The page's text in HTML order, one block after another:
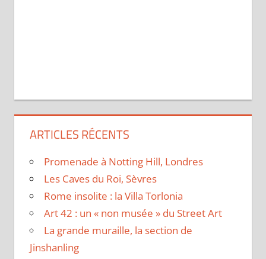
ARTICLES RÉCENTS
Promenade à Notting Hill, Londres
Les Caves du Roi, Sèvres
Rome insolite : la Villa Torlonia
Art 42 : un « non musée » du Street Art
La grande muraille, la section de
Jinshanling